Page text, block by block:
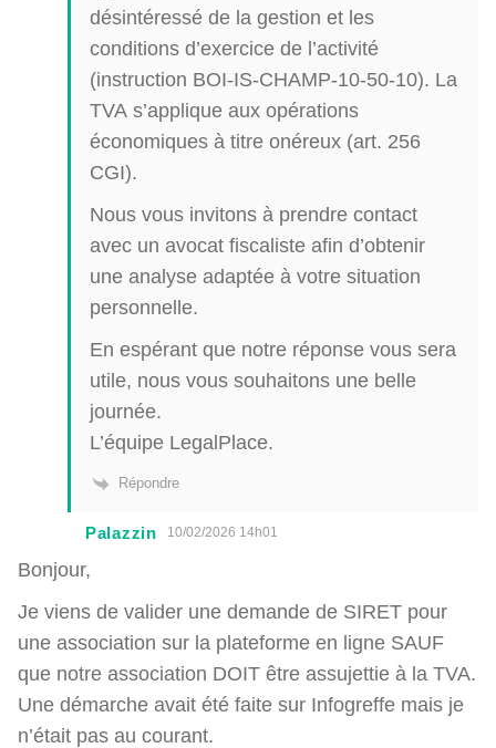
désintéressé de la gestion et les
conditions d’exercice de l’activité
(instruction BOI-IS-CHAMP-10-50-10). La
TVA s’applique aux opérations
économiques à titre onéreux (art. 256
CGI).
Nous vous invitons à prendre contact
avec un avocat fiscaliste afin d’obtenir
une analyse adaptée à votre situation
personnelle.
En espérant que notre réponse vous sera
utile, nous vous souhaitons une belle
journée.
L’équipe LegalPlace.
Répondre
Palazzin 10/02/2026 14h01
Bonjour,
Je viens de valider une demande de SIRET pour
une association sur la plateforme en ligne SAUF
que notre association DOIT être assujettie à la TVA.
Une démarche avait été faite sur Infogreffe mais je
n’était pas au courant.